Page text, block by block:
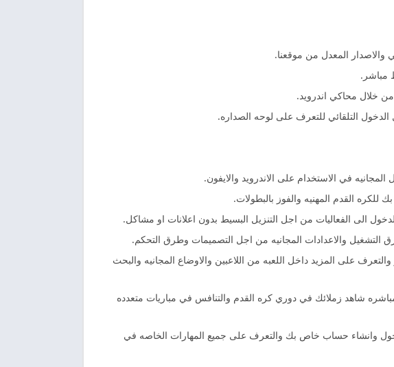
والاصدار المعدل من موقعنا.
مباشر.
من خلال محاكي اندرويد.
في الاستخدام على الاندرويد والايفون.
القدم المهنيه والفوز بالبطولات.
الى الفعاليات من اجل التنزيل البسيط بدون اعلانات او مشاكل.
التشغيل والاعدادات المجانيه من اجل التصميمات وطرق التحكم.
على المزيد داخل اللعبه من اللاعبين والاوضاع المجانيه والبحث
شاهد زملائك في دوري كره القدم والتنافس في مباريات متعدده
وانشاء حساب خاص بك والتعرف على جميع المهارات الخاصه في